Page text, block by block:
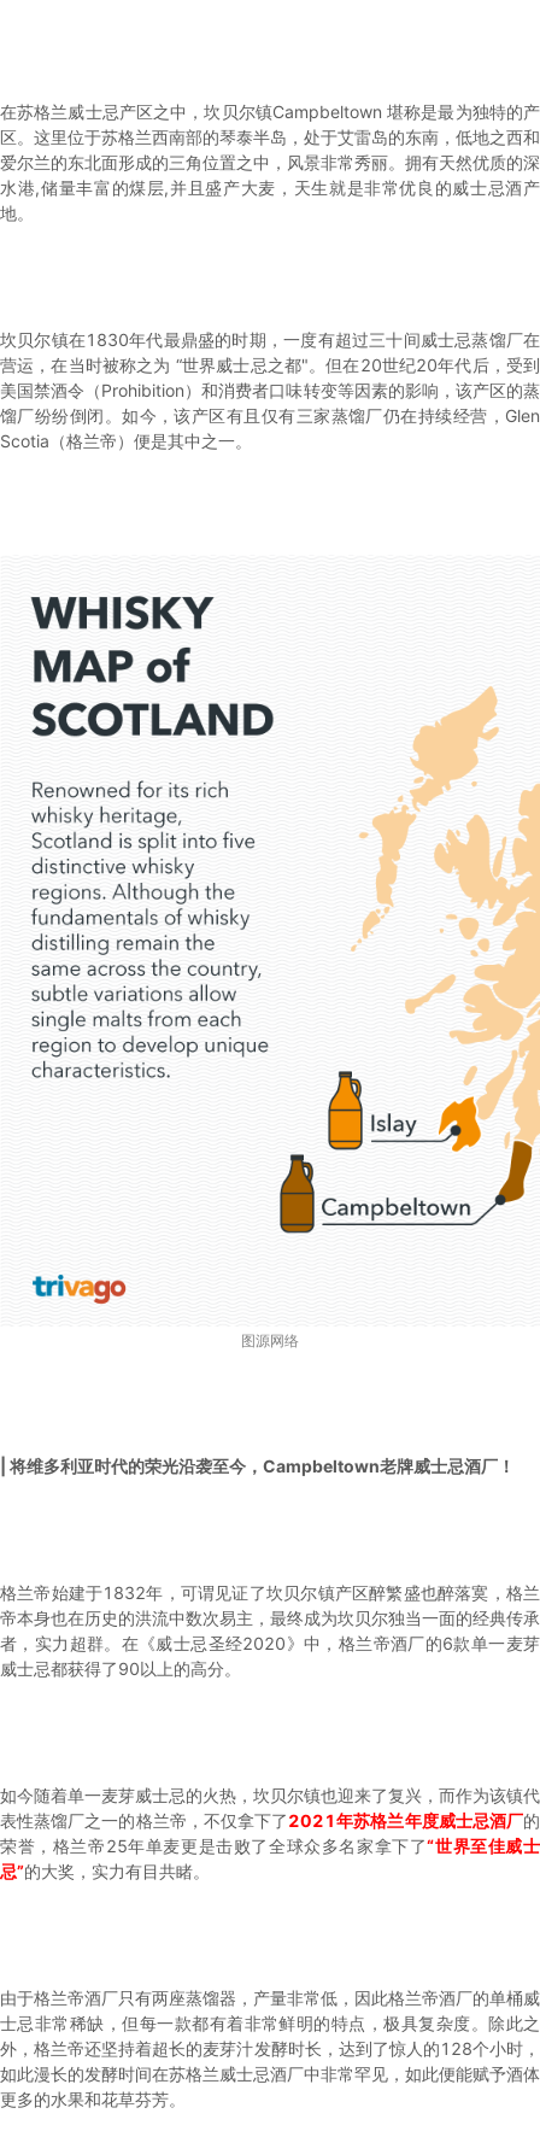
在苏格兰威士忌产区之中，坎贝尔镇Campbeltown 堪称是最为独特的产
区。这里位于苏格兰西南部的琴泰半岛，处于艾雷岛的东南，低地之西和
爱尔兰的东北面形成的三角位置之中，风景非常秀丽。拥有天然优质的深
水港,储量丰富的煤层,并且盛产大麦，天生就是非常优良的威士忌酒产
地。
坎贝尔镇在1830年代最鼎盛的时期，一度有超过三十间威士忌蒸馏厂在
营运，在当时被称之为 “世界威士忌之都"。但在20世纪20年代后，受到
美国禁酒令（Prohibition）和消费者口味转变等因素的影响，该产区的蒸
馏厂纷纷倒闭。如今，该产区有且仅有三家蒸馏厂仍在持续经营，Glen
Scotia（格兰帝）便是其中之一。
图源网络
| 将维多利亚时代的荣光沿袭至今，Campbeltown老牌威士忌酒厂！
格兰帝始建于1832年，可谓见证了坎贝尔镇产区醉繁盛也醉落寞，格兰
帝本身也在历史的洪流中数次易主，最终成为坎贝尔独当一面的经典传承
者，实力超群。在《威士忌圣经2020》中，格兰帝酒厂的6款单一麦芽
威士忌都获得了90以上的高分。
如今随着单一麦芽威士忌的火热，坎贝尔镇也迎来了复兴，而作为该镇代
表性蒸馏厂之一的格兰帝，不仅拿下了2021年苏格兰年度威士忌酒厂的
荣誉，格兰帝25年单麦更是击败了全球众多名家拿下了“世界至佳威士
忌”的大奖，实力有目共睹。
由于格兰帝酒厂只有两座蒸馏器，产量非常低，因此格兰帝酒厂的单桶威
士忌非常稀缺，但每一款都有着非常鲜明的特点，极具复杂度。除此之
外，格兰帝还坚持着超长的麦芽汁发酵时长，达到了惊人的128个小时，
如此漫长的发酵时间在苏格兰威士忌酒厂中非常罕见，如此便能赋予酒体
更多的水果和花草芬芳。